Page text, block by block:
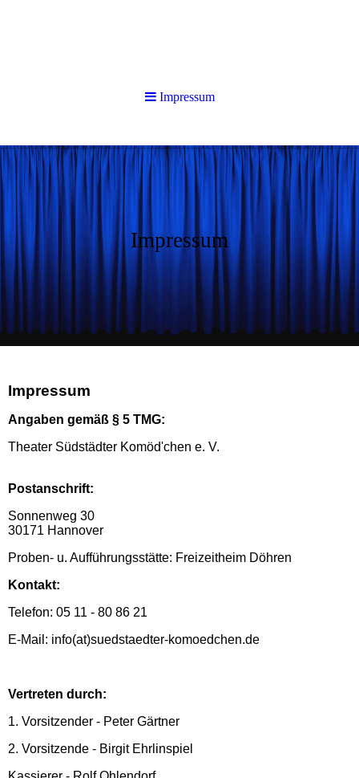
Impressum
Impressum
Angaben gemäß § 5 TMG:
Theater Südstädter Komöd'chen e. V.
Postanschrift:
Sonnenweg 30
30171 Hannover
Proben- u. Aufführungsstätte: Freizeitheim Döhren
Kontakt:
Telefon: 05 11 - 80 86 21
E-Mail: info(at)suedstaedter-komoedchen.de
Vertreten durch:
1. Vorsitzender - Peter Gärtner
2. Vorsitzende - Birgit Ehrlinspiel
Impressum